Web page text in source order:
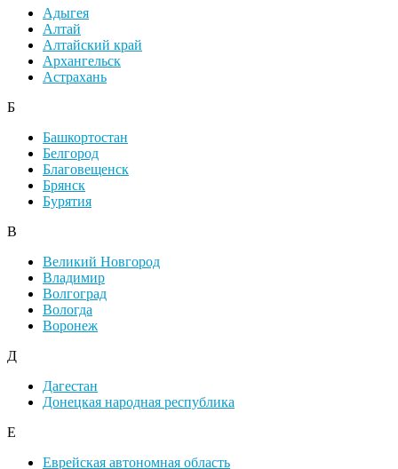
Адыгея
Алтай
Алтайский край
Архангельск
Астрахань
Б
Башкортостан
Белгород
Благовещенск
Брянск
Бурятия
В
Великий Новгород
Владимир
Волгоград
Вологда
Воронеж
Д
Дагестан
Донецкая народная республика
Е
Еврейская автономная область